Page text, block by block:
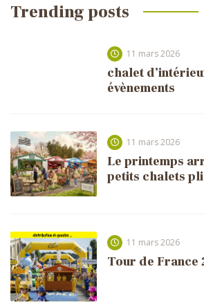
Trending posts
11 mars 2026
chalet
évènements
11 mars 2026
Le printemps
petits chalets
11 mars 2026
Tour de France